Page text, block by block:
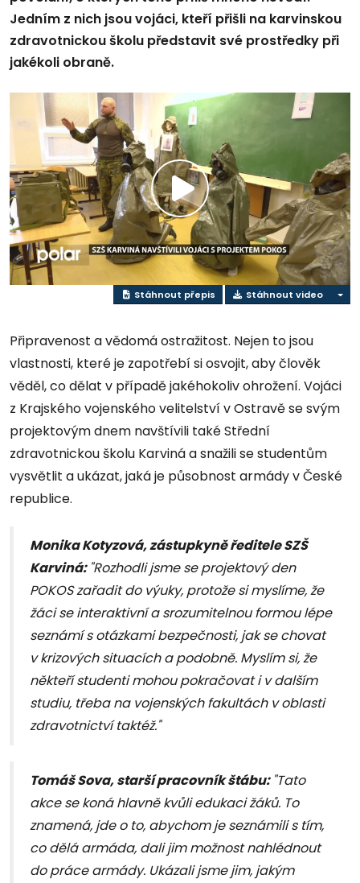
Jedním z nich jsou vojáci, kteří přišli na karvinskou
zdravotnickou školu představit své prostředky při
jakékoli obraně.
Přehrát
video
Stáhnout přepis Stáhnout video
Připravenost a vědomá ostražitost. Nejen to jsou
vlastnosti, které je zapotřebí si osvojit, aby člověk
věděl, co dělat v případě jakéhokoliv ohrožení. Vojáci
z Krajského vojenského velitelství v Ostravě se svým
projektovým dnem navštívili také Střední
zdravotnickou školu Karviná a snažili se studentům
vysvětlit a ukázat, jaká je působnost armády v České
republice.
Monika Kotyzová, zástupkyně ředitele SZŠ
Karviná: "Rozhodli jsme se projektový den
POKOS zařadit do výuky, protože si myslíme, že
žáci se interaktivní a srozumitelnou formou lépe
seznámí s otázkami bezpečnosti, jak se chovat
v krizových situacích a podobně. Myslím si, že
někteří studenti mohou pokračovat i v dalším
studiu, třeba na vojenských fakultách v oblasti
zdravotnictví taktéž."
Tomáš Sova, starší pracovník štábu: "Tato
akce se koná hlavně kvůli edukaci žáků. To
znamená, jde o to, abychom je seznámili s tím,
co dělá armáda, dali jim možnost nahlédnout
do práce armády. Ukázali jsme jim, jakým